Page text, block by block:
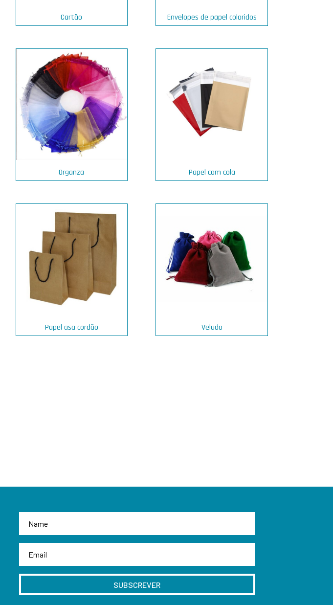
Cartão Envelopes de papel coloridos
Organza Papel com cola
Papel asa cordão Veludo
SUBSCREVER